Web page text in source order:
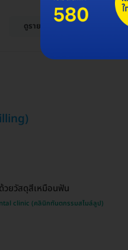
ดูรายละเอียด
วยวัสดุสีเหมือนฟัน
clinic (คลินิกทันตกรรมสไมล์ลูป)